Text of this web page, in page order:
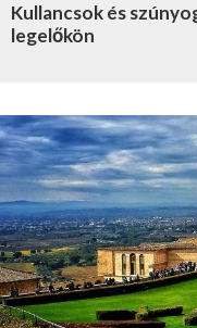
Kullancsok és
legelőkön